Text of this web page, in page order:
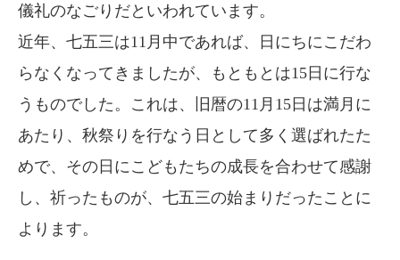
儀礼のなごりだといわれています。
近年、七五三は11月中であれば、日にちにこだわ
らなくなってきましたが、もともとは15日に行な
うものでした。これは、旧暦の11月15日は満月に
あたり、秋祭りを行なう日として多く選ばれたた
めで、その日にこどもたちの成長を合わせて感謝
し、祈ったものが、七五三の始まりだったことに
よります。